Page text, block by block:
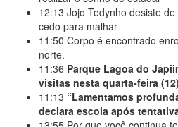
12:13 Jojo Todynho desiste
cedo para malhar
11:50 Corpo é encontrado
norte.
11:36 Parque Lagoa do
visitas nesta quarta-feira (12)
11:13 “Lamentamos
declara escola após